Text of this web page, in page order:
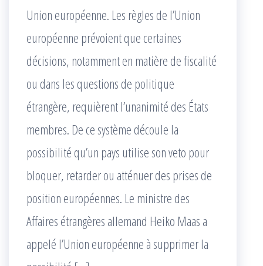
Union européenne. Les règles de l’Union
européenne prévoient que certaines
décisions, notamment en matière de fiscalité
ou dans les questions de politique
étrangère, requièrent l’unanimité des États
membres. De ce système découle la
possibilité qu’un pays utilise son veto pour
bloquer, retarder ou atténuer des prises de
position européennes. Le ministre des
Affaires étrangères allemand Heiko Maas a
appelé l’Union européenne à supprimer la